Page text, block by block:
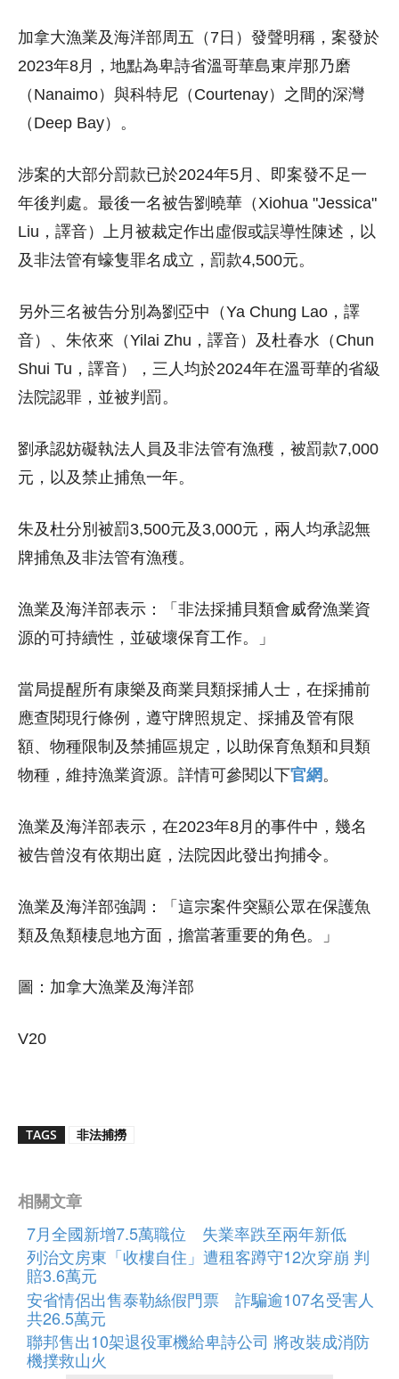
加拿大漁業及海洋部周五（7日）發聲明稱，案發於
2023年8月，地點為卑詩省溫哥華島東岸那乃磨
（Nanaimo）與科特尼（Courtenay）之間的深灣
（Deep Bay）。
涉案的大部分罰款已於2024年5月、即案發不足一
年後判處。最後一名被告劉曉華（Xiohua "Jessica"
Liu，譯音）上月被裁定作出虛假或誤導性陳述，以
及非法管有蠔隻罪名成立，罰款4,500元。
另外三名被告分別為劉亞中（Ya Chung Lao，譯
音）、朱依來（Yilai Zhu，譯音）及杜春水（Chun
Shui Tu，譯音），三人均於2024年在溫哥華的省級
法院認罪，並被判罰。
劉承認妨礙執法人員及非法管有漁穫，被罰款7,000
元，以及禁止捕魚一年。
朱及杜分別被罰3,500元及3,000元，兩人均承認無
牌捕魚及非法管有漁穫。
漁業及海洋部表示：「非法採捕貝類會威脅漁業資
源的可持續性，並破壞保育工作。」
當局提醒所有康樂及商業貝類採捕人士，在採捕前
應查閱現行條例，遵守牌照規定、採捕及管有限
額、物種限制及禁捕區規定，以助保育魚類和貝類
物種，維持漁業資源。詳情可參閱以下官網 。
漁業及海洋部表示，在2023年8月的事件中，幾名
被告曾沒有依期出庭，法院因此發出拘捕令。
漁業及海洋部強調：「這宗案件突顯公眾在保護魚
類及魚類棲息地方面，擔當著重要的角色。」
圖：加拿大漁業及海洋部
V20
TAGS 非法捕撈
相關文章
7月全國新增7.5萬職位 失業率跌至兩年新低
列治文房東「收樓自住」遭租客蹲守12次穿崩 判
賠3.6萬元
安省情侶出售泰勒絲假門票 詐騙逾107名受害人
共26.5萬元
聯邦售出10架退役軍機給卑詩公司 將改裝成消防
機撲救山火